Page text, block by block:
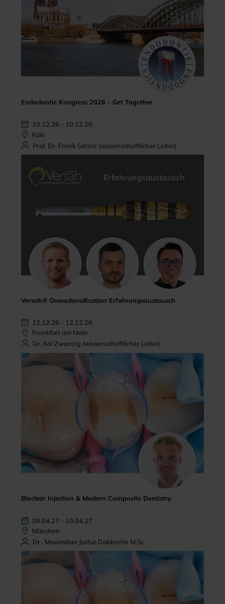
Endodontie Kongress 2026 - Get Together
10.12.26 - 10.12.26
Köln
Prof. Dr. Frank Setzer (wissenschaftlicher Leiter)
Versah® Osseodensification Erfahrungsaustausch
12.12.26 - 12.12.26
Frankfurt am Main
Dr. Kai Zwanzig (wissenschaftlicher Leiter)
Bioclear Injection & Modern Composite Dentistry
09.04.27 - 10.04.27
München
Dr . Maximilian Justus Dobbertin M.Sc.